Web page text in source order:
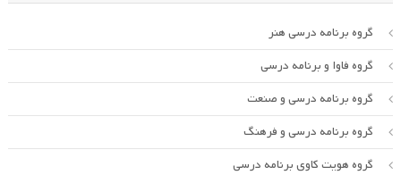
گروه برنامه درسی هنر
گروه فاوا و برنامه درسی
گروه برنامه درسی و صنعت
گروه برنامه درسی و فرهنگ
گروه هویت کاوی برنامه درسی